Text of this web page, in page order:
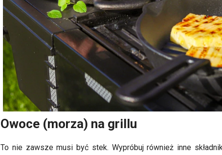
Owoce (morza) na grillu
To nie zawsze musi być stek. Wypróbuj również inne